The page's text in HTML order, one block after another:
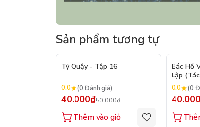
Sản phẩm tương tự
Tý Quậy - Tập 16
0.0 (0 Đánh giá)
40.000₫50.000₫
Thêm vào giỏ
Bác Hồ
Lập
0.0 (0